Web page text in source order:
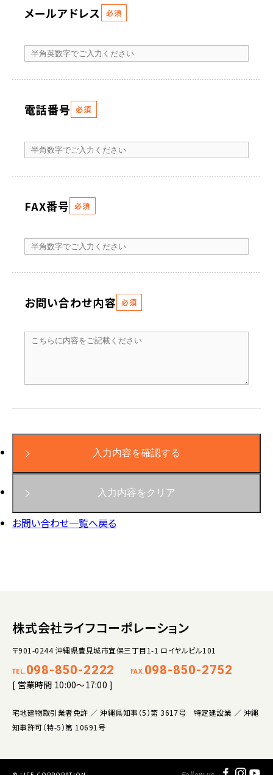
メールアドレス 必須
電話番号 必須
FAX番号 必須
お問い合わせ内容 必須
お問い合わせ一覧へ戻る
株式会社ライフコーポレーション
〒901-0244 沖縄県豊見城市宜保三丁目1-1 ロイヤルビル101
TEL. 098-850-2222 FAX. 098-850-2752
[ 営業時間 10:00～17:00 ]
宅地建物取引業者免許 ／ 沖縄県知事（5）第 3617号 特定建設業 ／ 沖縄
知事許可（特-5）第 10691号